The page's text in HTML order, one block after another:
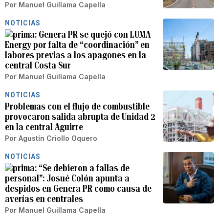
Por Manuel Guillama Capella
NOTICIAS
Genera PR se quejó con LUMA
Energy por falta de “coordinación” en
labores previas a los apagones en la
central Costa Sur
Por Manuel Guillama Capella
NOTICIAS
Problemas con el flujo de combustible
provocaron salida abrupta de Unidad 2
en la central Aguirre
Por Agustín Criollo Oquero
NOTICIAS
“Se debieron a fallas de
personal”: Josué Colón apunta a
despidos en Genera PR como causa de
averías en centrales
Por Manuel Guillama Capella